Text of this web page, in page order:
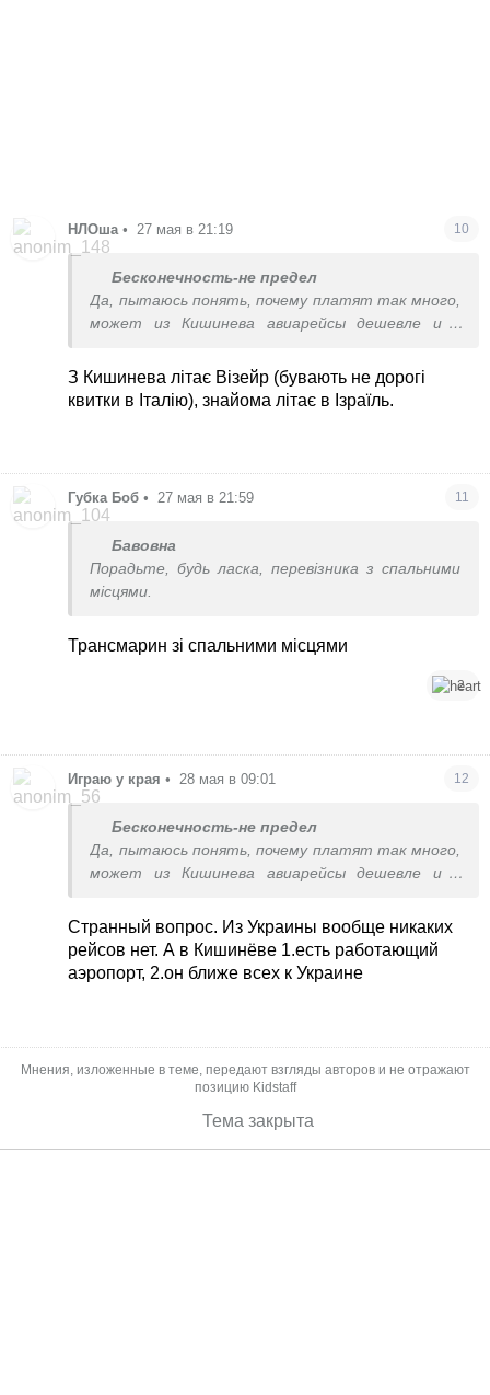
НЛОша • 27 мая в 21:19 10
Бесконечность-не предел
Да, пытаюсь понять, почему платят так много,
может из Кишинева авиарейсы дешевле и в
Удовлетворены?
З Кишинева літає Візейр (бувають не дорогі
квитки в Італію), знайома літає в Ізраїль.
Губка Боб • 27 мая в 21:59 11
Бавовна
Порадьте, будь ласка, перевізника з спальними
місцями.
Трансмарин зі спальними місцями
2
Играю у края • 28 мая в 09:01 12
Бесконечность-не предел
Да, пытаюсь понять, почему платят так много,
может из Кишинева авиарейсы дешевле и в
Удовлетворены?
Странный вопрос. Из Украины вообще никаких
рейсов нет. А в Кишинёве 1.есть работающий
аэропорт, 2.он ближе всех к Украине
Мнения, изложенные в теме, передают взгляды авторов и не отражают
позицию Kidstaff
Тема закрыта